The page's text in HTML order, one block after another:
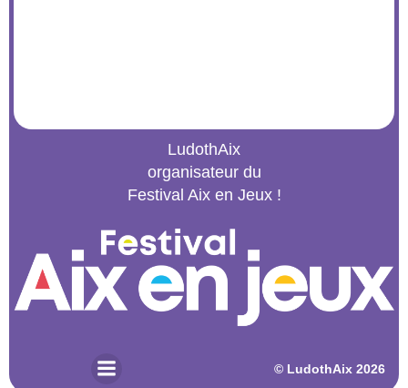
LudothAix
organisateur du
Festival Aix en Jeux !
© LudothAix 2026